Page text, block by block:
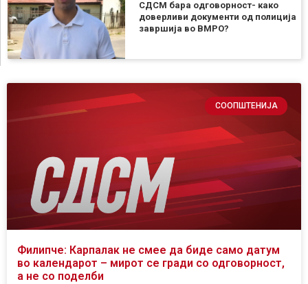
СДСМ бара одговорност- како
доверливи документи од полиција
завршија во ВМРО?
СООПШТЕНИЈА
Филипче: Карпалак не смее да биде само датум
во календарот – мирот се гради со одговорност,
а не со поделби